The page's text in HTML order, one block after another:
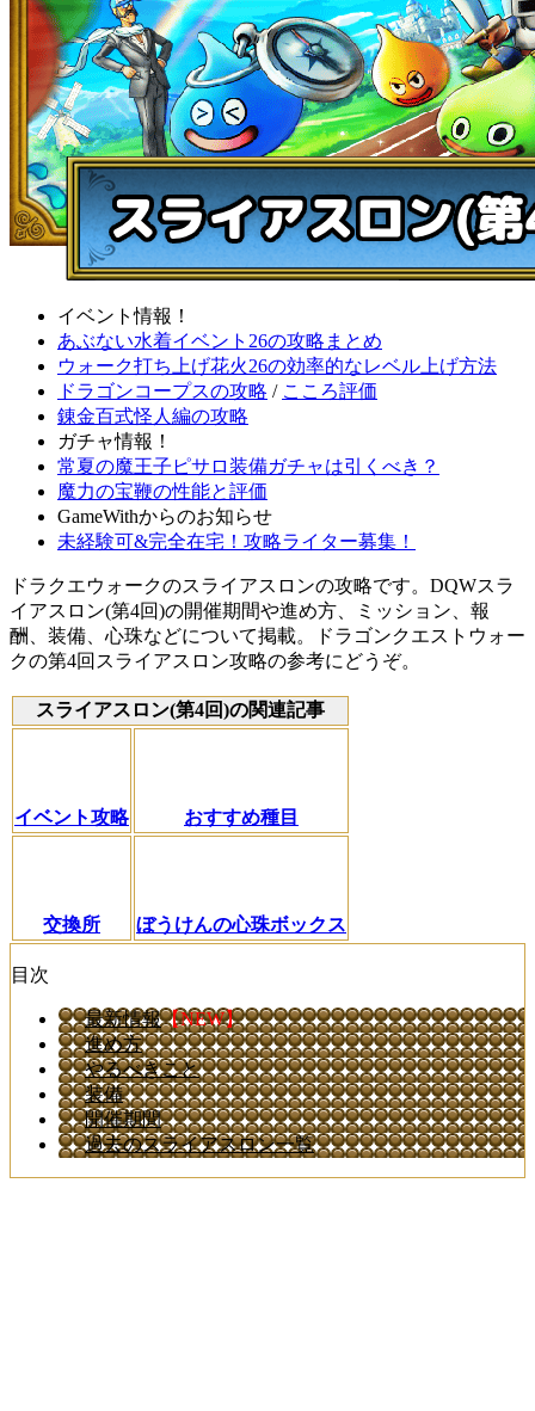
イベント情報！
あぶない水着イベント26の攻略まとめ
ウォーク打ち上げ花火26の効率的なレベル上げ方法
ドラゴンコープスの攻略 / こころ評価
錬金百式怪人編の攻略
ガチャ情報！
常夏の魔王子ピサロ装備ガチャは引くべき？
魔力の宝鞭の性能と評価
GameWithからのお知らせ
未経験可&完全在宅！攻略ライター募集！
ドラクエウォークのスライアスロンの攻略です。DQWスラ
イアスロン(第4回)の開催期間や進め方、ミッション、報
酬、装備、心珠などについて掲載。ドラゴンクエストウォー
クの第4回スライアスロン攻略の参考にどうぞ。
スライアスロン(第4回)の関連記事
イベント攻略 おすすめ種目
交換所 ぼうけんの心珠ボックス
目次
最新情報【NEW】
進め方
やるべきこと
装備
開催期間
過去のスライアスロン一覧